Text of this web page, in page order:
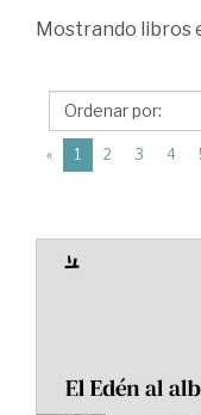
la
Editorial
Txalaparta
Mostrando libros
« 1 (current)
2 3 4